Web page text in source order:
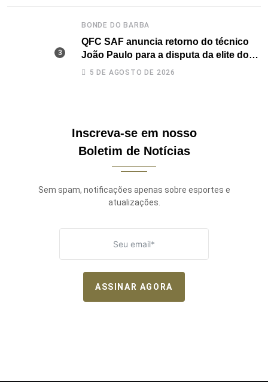
BONDE DO BARBA
QFC SAF anuncia retorno do técnico
João Paulo para a disputa da elite do
Campeonato Potiguar
5 DE AGOSTO DE 2026
Inscreva-se em nosso
Boletim de Notícias
Sem spam, notificações apenas sobre esportes e
atualizações.
ASSINAR AGORA